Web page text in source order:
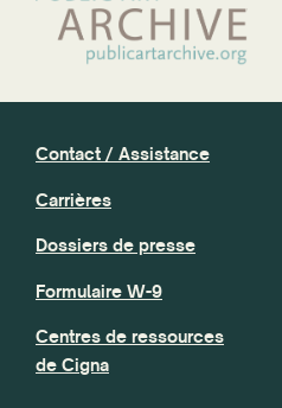
Contact / Assistance
Carrières
Dossiers de presse
Formulaire W-9
Centres de ressources
de Cigna